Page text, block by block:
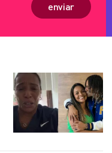
enviar